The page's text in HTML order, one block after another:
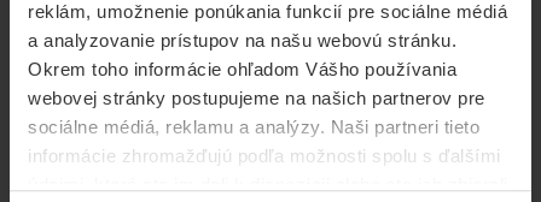
reklám, umožnenie ponúkania funkcií pre sociálne médiá
a analyzovanie prístupov na našu webovú stránku.
Okrem toho informácie ohľadom Vášho používania
webovej stránky postupujeme na našich partnerov pre
sociálne médiá, reklamu a analýzy. Naši partneri tieto
informácie zhromažďujú podľa možnosti spolu s ďalšími